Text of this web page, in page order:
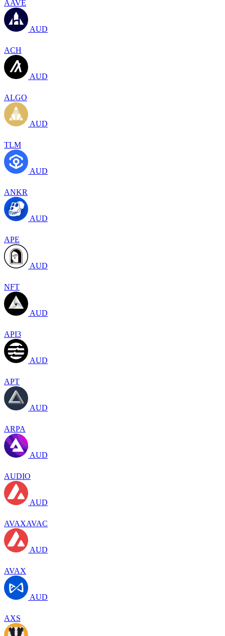
AAVE
AUD
ACH
AUD
ALGO
AUD
TLM
AUD
ANKR
AUD
APE
AUD
NFT
AUD
API3
AUD
APT
AUD
ARPA
AUD
AUDIO
AUD
AVAXAVAC
AUD
AVAX
AUD
AXS